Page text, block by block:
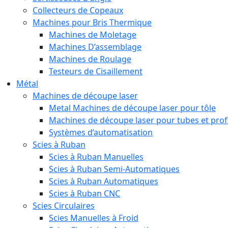
Collecteurs de Copeaux
Machines pour Bris Thermique
Machines de Moletage
Machines D’assemblage
Machines de Roulage
Testeurs de Cisaillement
Métal
Machines de découpe laser
Metal Machines de découpe laser pour tôle
Machines de découpe laser pour tubes et
Systèmes d’automatisation
Scies à Ruban
Scies à Ruban Manuelles
Scies à Ruban Semi-Automatiques
Scies à Ruban Automatiques
Scies à Ruban CNC
Scies Circulaires
Scies Manuelles à Froid